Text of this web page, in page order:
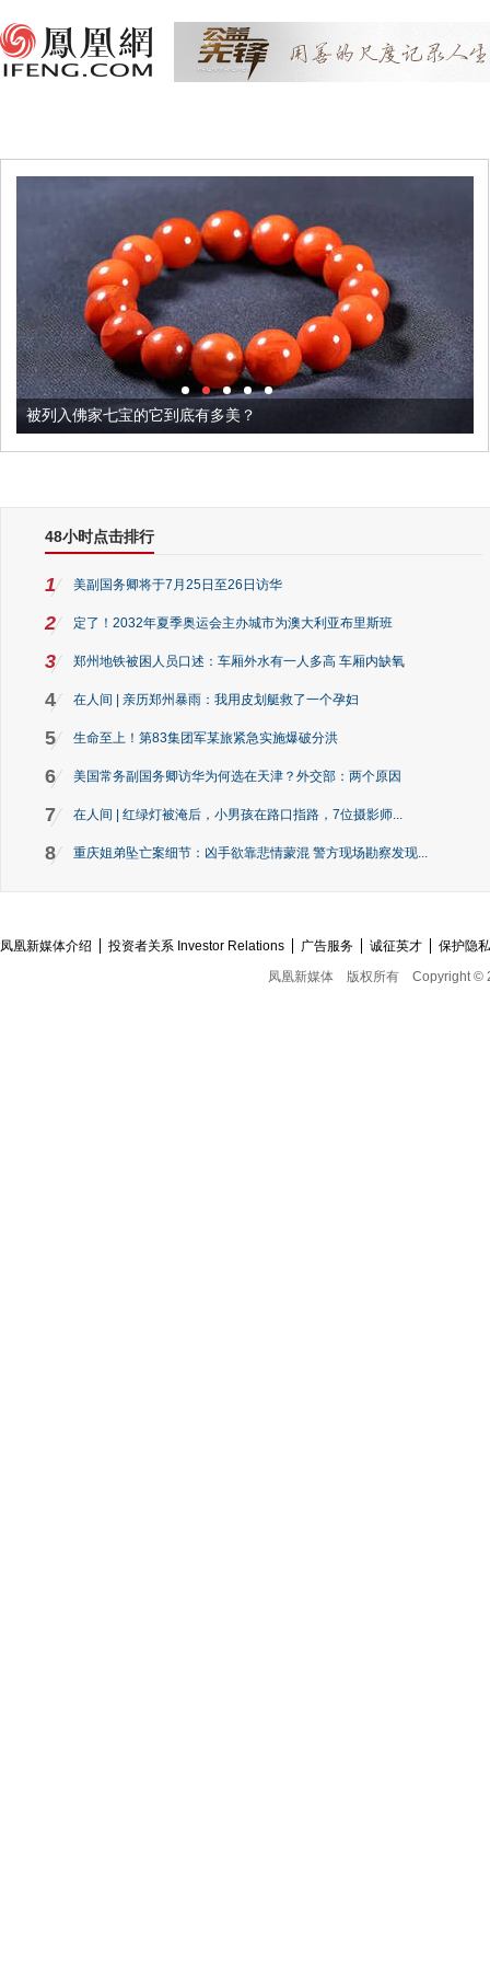
被列入佛家七宝的它到底有多美？
48小时点击排行
1 美副国务卿将于7月25日至26日访华
2 定了！2032年夏季奥运会主办城市为澳大利亚布里斯班
3 郑州地铁被困人员口述：车厢外水有一人多高 车厢内缺氧
4 在人间 | 亲历郑州暴雨：我用皮划艇救了一个孕妇
5 生命至上！第83集团军某旅紧急实施爆破分洪
6 美国常务副国务卿访华为何选在天津？外交部：两个原因
7 在人间 | 红绿灯被淹后，小男孩在路口指路，7位摄影师...
8 重庆姐弟坠亡案细节：凶手欲靠悲情蒙混 警方现场勘察发现...
凤凰新媒体介绍 投资者关系 Investor Relations 广告服务 诚征英才
保护隐
凤凰新媒体
版权所有 Copyright ©